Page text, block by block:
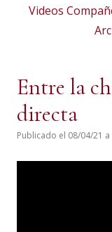
Videos
Entre la
directa
Publicado el 08/04/21 a